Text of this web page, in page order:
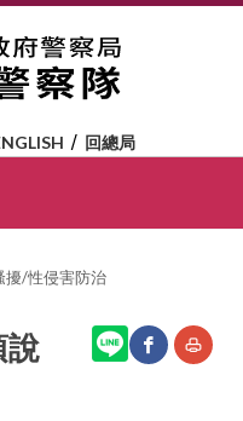
回總局
擾/性侵害防治
說